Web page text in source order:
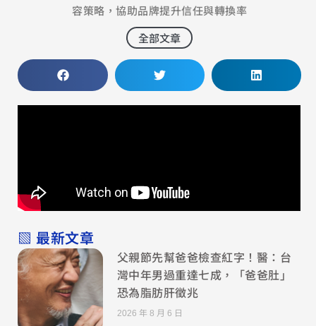
容策略，協助品牌提升信任與轉換率
全部文章
▧ 最新文章
父親節先幫爸爸檢查紅字！醫：台
灣中年男過重達七成，「爸爸肚」
恐為脂肪肝徵兆
2026 年 8 月 6 日